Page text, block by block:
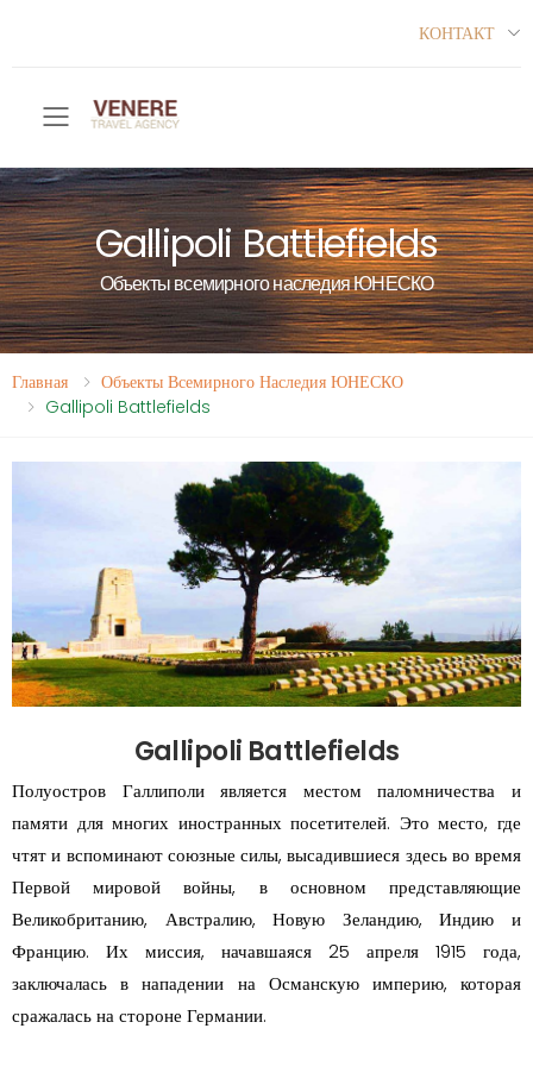
КОНТАКТ
Toggle mobile menu
Gallipoli Battlefields
Объекты всемирного наследия ЮНЕСКО
Главная
Объекты Всемирного Наследия ЮНЕСКО
Gallipoli Battlefields
Gallipoli Battlefields
Полуостров Галлиполи является местом паломничества и
памяти для многих иностранных посетителей. Это место, где
чтят и вспоминают союзные силы, высадившиеся здесь во время
Первой мировой войны, в основном представляющие
Великобританию, Австралию, Новую Зеландию, Индию и
Францию. Их миссия, начавшаяся 25 апреля 1915 года,
заключалась в нападении на Османскую империю, которая
сражалась на стороне Германии.